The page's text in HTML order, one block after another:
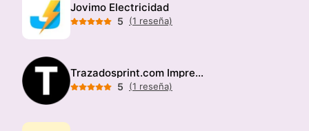
Jovimo Electricidad
5 (1 reseña)
Trazadosprint.com Imprenta
5 (1 reseña)